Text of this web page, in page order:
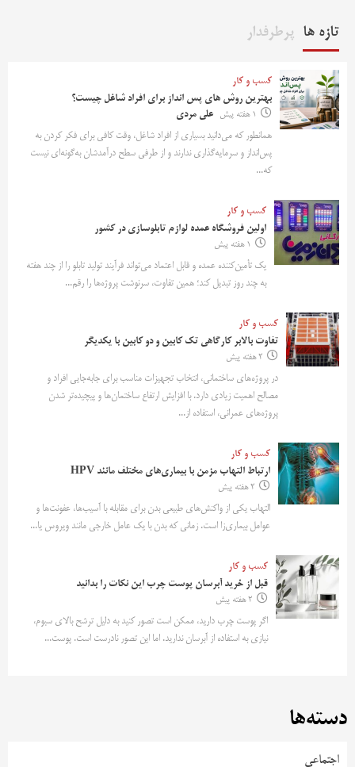
تازه ها پرطرفدار
کسب و کار
بهترین روش‌ های پس‌ انداز برای افراد شاغل چیست؟
1 هفته پیش
علی مردی
همانطور که می‌دانید بسیاری از افراد شاغل، وقت کافی برای فکر کردن به
پس‌انداز و سرمایه‌گذاری ندارند و از طرفی سطح درآمدشان به‌گونه‌ای نیست
که...
کسب و کار
اولین فروشگاه عمده لوازم تابلوسازی در کشور
1 هفته پیش
یک تأمین‌کننده عمده و قابل اعتماد می‌تواند فرآیند تولید تابلو را از چند هفته
به چند روز تبدیل کند؛ همین تفاوت، سرنوشت پروژه‌ها را رقم...
کسب و کار
تفاوت بالابر کارگاهی تک کابین و دو کابین با یکدیگر
2 هفته پیش
در پروژه‌های ساختمانی، انتخاب تجهیزات مناسب برای جابه‌جایی افراد و
مصالح اهمیت زیادی دارد. با افزایش ارتفاع ساختمان‌ها و پیچیده‌تر شدن
پروژه‌های عمرانی، استفاده از...
کسب و کار
ارتباط التهاب مزمن با بیماری‌های مختلف مانند HPV
2 هفته پیش
التهاب یکی از واکنش‌های طبیعی بدن برای مقابله با آسیب‌ها، عفونت‌ها و
عوامل بیماری‌زا است. زمانی که بدن با یک عامل خارجی مانند ویروس یا...
کسب و کار
قبل از خرید آبرسان پوست چرب این نکات را بدانید
2 هفته پیش
اگر پوست چرب دارید، ممکن است تصور کنید به دلیل ترشح بالای سبوم،
نیازی به استفاده از آبرسان ندارید. اما این تصور نادرست است. پوست...
دسته‌ها
اجتماعی